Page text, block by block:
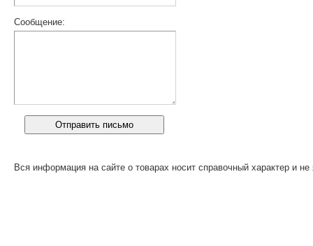
Сообщение:
Вся информация на сайте о товарах носит справочный характер и